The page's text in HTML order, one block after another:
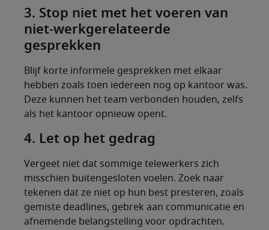
3. Stop niet met het voeren van
niet-werkgerelateerde
gesprekken
Blijf korte informele gesprekken met elkaar
hebben zoals toen iedereen nog op kantoor was.
Deze kunnen het team verbonden houden, zelfs
als het kantoor opnieuw opent.
4. Let op het gedrag
Vergeet niet dat sommige telewerkers zich
misschien buitengesloten voelen. Zoek naar
tekenen dat ze niet op hun best presteren, zoals
gemiste deadlines, gebrek aan communicatie en
afnemende belangstelling voor opdrachten.